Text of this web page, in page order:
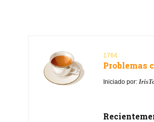
1764
Problemas
Iniciado por: